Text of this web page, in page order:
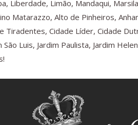
Liberdade, Limão, Mandaqui,
Matarazzo, Alto de Pinheiros,
Tiradentes, Cidade Líder, Cidade
Luis, Jardim Paulista, Jardim